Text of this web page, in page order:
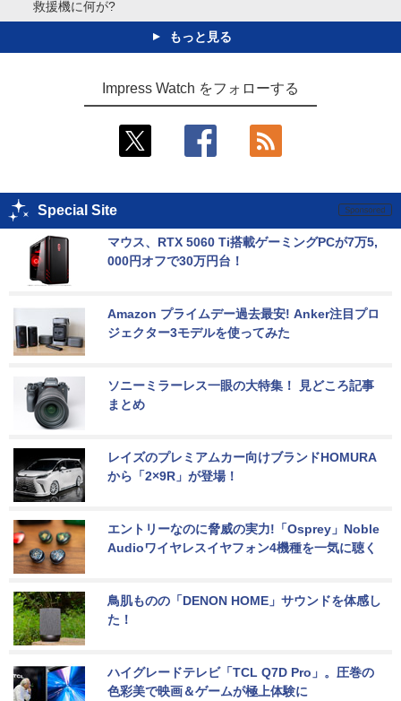
救援機に何が?
もっと見る
Impress Watch をフォローする
Special Site
マウス、RTX 5060 Ti搭載ゲーミングPCが7万5,
000円オフで30万円台！
Amazon プライムデー過去最安! Anker注目プロ
ジェクター3モデルを使ってみた
ソニーミラーレス一眼の大特集！ 見どころ記事
まとめ
レイズのプレミアムカー向けブランドHOMURA
から「2×9R」が登場！
エントリーなのに脅威の実力!「Osprey」Noble
Audioワイヤレスイヤフォン4機種を一気に聴く
鳥肌ものの「DENON HOME」サウンドを体感し
た！
ハイグレードテレビ「TCL Q7D Pro」。圧巻の
色彩美で映画＆ゲームが極上体験に